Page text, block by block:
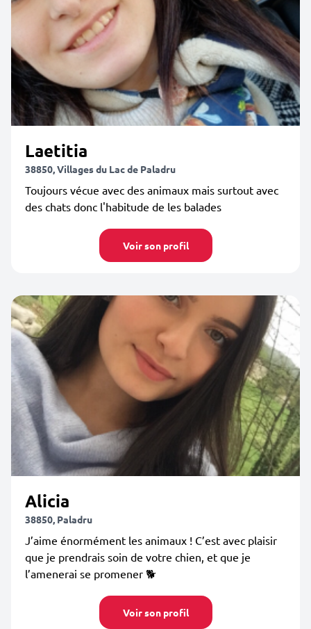
Laetitia
38850, Villages du Lac de Paladru
Toujours vécue avec des animaux mais surtout avec
des chats donc l'habitude de les balades
Voir son profil
Alicia
38850, Paladru
J’aime énormément les animaux ! C’est avec plaisir
que je prendrais soin de votre chien, et que je
l’amenerai se promener 🐕
Voir son profil